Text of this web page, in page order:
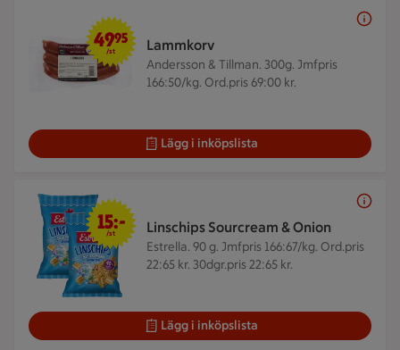
Lammkorv
Andersson & Tillman. 300g. Jmfpris
166:50/kg. Ord.pris 69:00 kr.
49,95 kr/st
4995
/st
Lägg i inköpslista
Linschips Sourcream & Onion
Estrella. 90 g. Jmfpris 166:67/kg. Ord.pris
22:65 kr. 30dgr.pris 22:65 kr.
15 kr/st
15:-
/st
Lägg i inköpslista